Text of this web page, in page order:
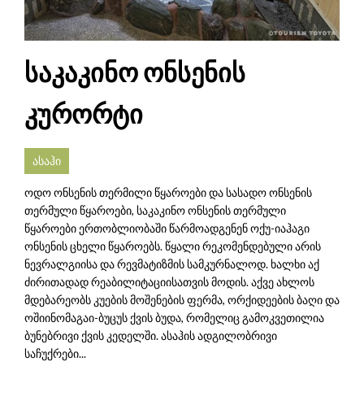
საკაკინო ონსენის
კურორტი
ასაჰი
ოდო ონსენის თერმილი წყაროები და სასადო ონსენის
თერმული წყაროები, საკაკინო ონსენის თერმული
წყაროები ერთობლიობაში წარმოადგენენ ოქუ-იაჰაგი
ონსენის ცხელი წყაროებს. წყალი რეკომენდებული არის
ნევრალგიისა და რევმატიზმის სამკურნალოდ. ხალხი აქ
ძირითადად რეაბილიტაციისათვის მოდის. აქვე ახლოს
მდებარეობს კუების მოშენების ფერმა, ორქიდეების ბაღი და
ოშიინომაგაი-ბუცუს ქვის ბუდა, რომელიც გამოკვეთილია
ბუნებრივი ქვის კედელში. ასაჰის ადგილობრივი
საჩუქრები...